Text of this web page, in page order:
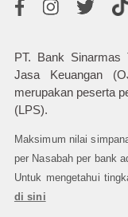
PT. Bank
Jasa Keuangan
merupakan peserta
(LPS).
Maksimum nilai
per Nasabah per bank
Untuk mengetahui
di sini